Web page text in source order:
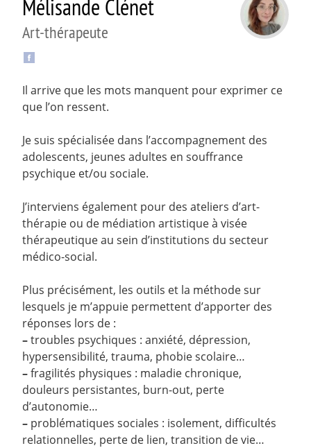
Mélisande Clénet
Art-thérapeute
Il arrive que les mots manquent pour exprimer ce
que l’on ressent.
Je suis spécialisée dans l’accompagnement des
adolescents, jeunes adultes en souffrance
psychique et/ou sociale.
J’interviens également pour des ateliers d’art-
thérapie ou de médiation artistique à visée
thérapeutique au sein d’institutions du secteur
médico-social.
Plus précisément, les outils et la méthode sur
lesquels je m’appuie permettent d’apporter des
réponses lors de :
–troubles psychiques : anxiété, dépression,
hypersensibilité, trauma, phobie scolaire…
–fragilités physiques : maladie chronique,
douleurs persistantes, burn-out, perte
d’autonomie…
– problématiques sociales : isolement, difficultés
relationnelles, perte de lien, transition de vie…